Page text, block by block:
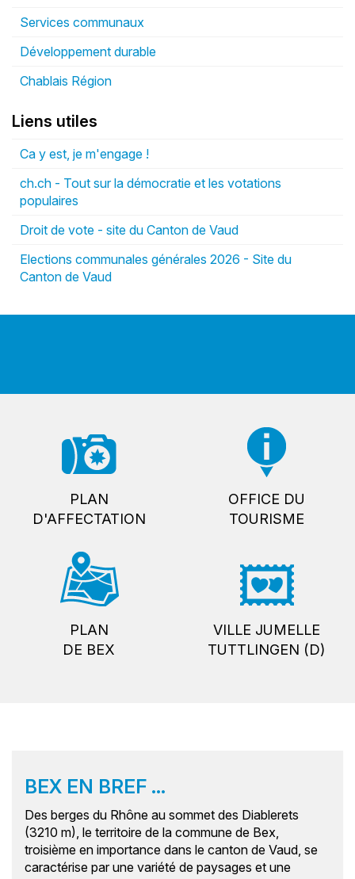
Services communaux
Développement durable
Chablais Région
Liens utiles
Ca y est, je m'engage !
ch.ch - Tout sur la démocratie et les votations
populaires
Droit de vote - site du Canton de Vaud
Elections communales générales 2026 - Site du
Canton de Vaud
PLAN
D'AFFECTATION
OFFICE DU
TOURISME
PLAN
DE BEX
VILLE JUMELLE
TUTTLINGEN (D)
BEX EN BREF ...
Des berges du Rhône au sommet des Diablerets
(3210 m), le territoire de la commune de Bex,
troisième en importance dans le canton de Vaud, se
caractérise par une variété de paysages et une